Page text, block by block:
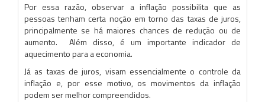
Por essa razão, observar a inflação possibilita que as
pessoas tenham certa noção em torno das taxas de juros,
principalmente se há maiores chances de redução ou de
aumento. Além disso, é um importante indicador de
aquecimento para a economia.
Já as taxas de juros, visam essencialmente o controle da
inflação e, por esse motivo, os movimentos da inflação
podem ser melhor compreendidos.